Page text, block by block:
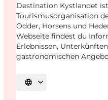
Destination Kystlandet
Tourismusorganisation
Odder, Horsens und
Webseite findest du
Erlebnissen,
gastronomischen
Sprache auswählen